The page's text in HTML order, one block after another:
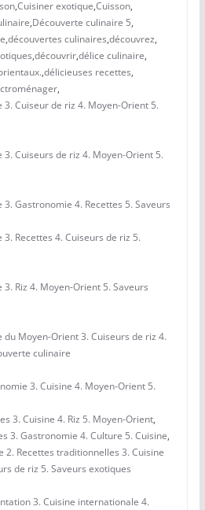
,Cuisiner exotique,Cuisson,
,Découverte culinaire 5,
,découvertes culinaires,découvrez,
,découvrir,délice culinaire,
,délicieuses recettes,
,
Cuiseur de riz 4. Moyen-Orient 5.
Cuiseurs de riz 4. Moyen-Orient 5.
Gastronomie 4. Recettes 5. Saveurs
Recettes 4. Cuiseurs de riz 5.
Riz 4. Moyen-Orient 5. Saveurs
Moyen-Orient 3. Cuiseurs de riz 4.
culinaire
3. Cuisine 4. Moyen-Orient 5.
3. Cuisine 4. Riz 5. Moyen-Orient,
3. Gastronomie 4. Culture 5. Cuisine,
2. Recettes traditionnelles 3. Cuisine
de riz 5. Saveurs exotiques
3. Cuisine internationale 4.